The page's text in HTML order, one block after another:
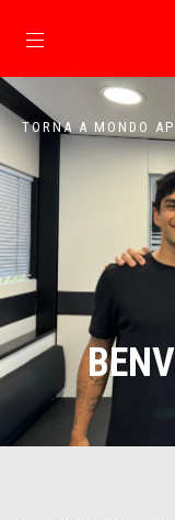
TORNA A MONDO